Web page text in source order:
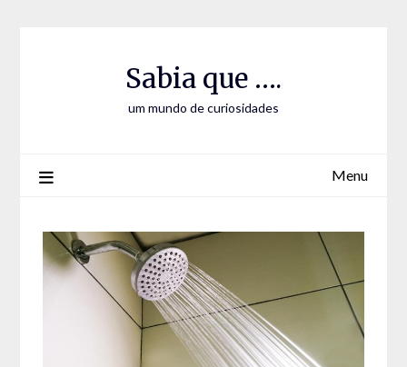
Sabia que ….
um mundo de curiosidades
Menu